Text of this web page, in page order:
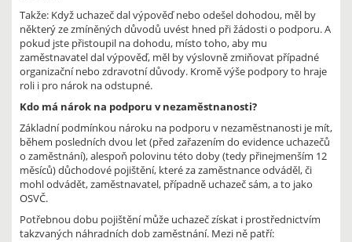
Takže: Když uchazeč dal výpověď nebo odešel dohodou, měl by
některý ze zmíněných důvodů uvést hned při žádosti o podporu. A
pokud jste přistoupil na dohodu, místo toho, aby mu
zaměstnavatel dal výpověď, měl by výslovně zmiňovat případné
organizační nebo zdravotní důvody. Kromě výše podpory to hraje
roli i pro nárok na odstupné.
Kdo má nárok na podporu v nezaměstnanosti?
Základní podmínkou nároku na podporu v nezaměstnanosti je mít,
během posledních dvou let (před zařazením do evidence uchazečů
o zaměstnání), alespoň polovinu této doby (tedy přinejmenším 12
měsíců) důchodové pojištění, které za zaměstnance odváděl, či
mohl odvádět, zaměstnavatel, případně uchazeč sám, a to jako
OSVČ.
Potřebnou dobu pojištění může uchazeč získat i prostřednictvím
takzvaných náhradních dob zaměstnání. Mezi ně patří: